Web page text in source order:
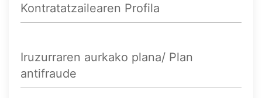
Kontratatzailearen Profila
Iruzurraren aurkako plana/ Plan
antifraude